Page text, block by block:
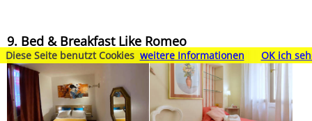
9. Bed & Breakfast Like Romeo
Diese Seite benutzt Cookies weitere Informationen OK ich